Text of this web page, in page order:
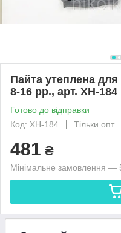
Пайта утеплена
8-16 рр., арт. XH-184
Готово до відправки
Код: XH-184
Тільки опт
481 ₴
Мінімальне замовлення —